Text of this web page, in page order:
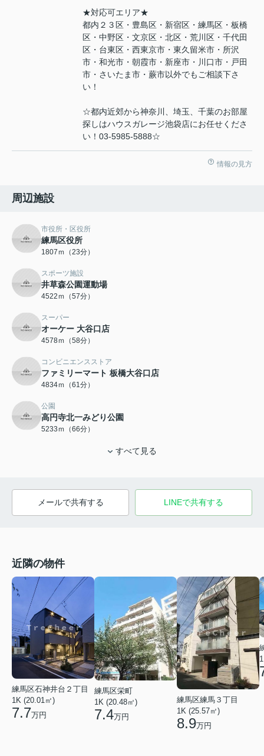
★対応可エリア★
都内２３区・豊島区・新宿区・練馬区・板橋
区・中野区・文京区・北区・荒川区・千代田
区・台東区・西東京市・東久留米市・所沢
市・和光市・朝霞市・新座市・川口市・戸田
市・さいたま市・蕨市以外でもご相談下さ
い！
☆都内近郊から神奈川、埼玉、千葉のお部屋
探しはハウスガレージ池袋店にお任せくださ
い！03-5985-5888☆
情報の見方
周辺施設
市役所・区役所
練馬区役所
1807ｍ（23分）
スポーツ施設
井草森公園運動場
4522ｍ（57分）
スーパー
オーケー 大谷口店
4578ｍ（58分）
コンビニエンスストア
ファミリーマート 板橋大谷口店
4834ｍ（61分）
公園
高円寺北一みどり公園
5233ｍ（66分）
すべて見る
メールで共有する LINEで共有する
近隣の物件
練馬区石神井台２丁目
1K (20.01㎡)
7.7万円
練馬区栄町
1K (20.48㎡)
7.4万円
練馬区練馬３丁目
1K (25.57㎡)
8.9万円